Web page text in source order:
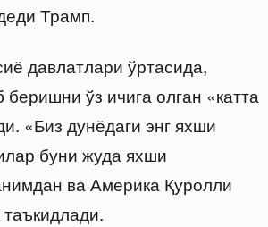
Трамп.
давлатлари ўртасида,
ўз ичига олган «катта
«Биз дунёдаги энг яхши
буни жуда яхши
ва Америка Қуролли